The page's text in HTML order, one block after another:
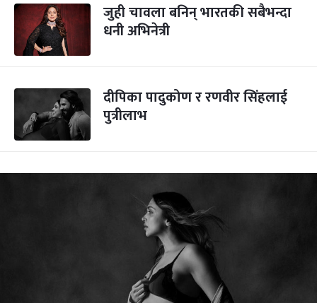
जुही चावला बनिन् भारतकी सबैभन्दा
धनी अभिनेत्री
दीपिका पादुकोण र रणवीर सिंहलाई
पुत्रीलाभ